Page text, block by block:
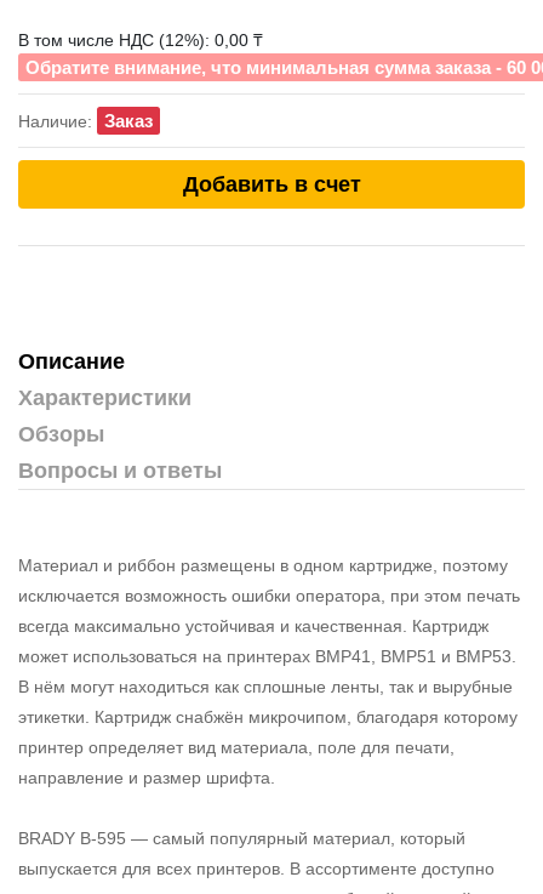
В том числе НДС (12%): 0,00 ₸
Обратите внимание, что минимальная сумма заказа - 60
Наличие: Заказ
Добавить в счет
Описание
Характеристики
Обзоры
Вопросы и ответы
Материал и риббон размещены в одном картридже, поэтому
исключается возможность ошибки оператора, при этом печать
всегда максимально устойчивая и качественная. Картридж
может использоваться на принтерах BMP41, BMP51 и BMP53.
В нём могут находиться как сплошные ленты, так и вырубные
этикетки. Картридж снабжён микрочипом, благодаря которому
принтер определяет вид материала, поле для печати,
направление и размер шрифта.
BRADY B-595 — самый популярный материал, который
выпускается для всех принтеров. В ассортименте доступно